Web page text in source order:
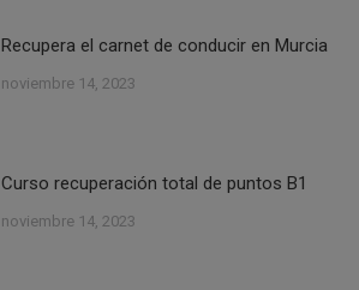
Recupera el carnet de conducir en Murcia
noviembre 14, 2023
Curso recuperación total de puntos B1
noviembre 14, 2023